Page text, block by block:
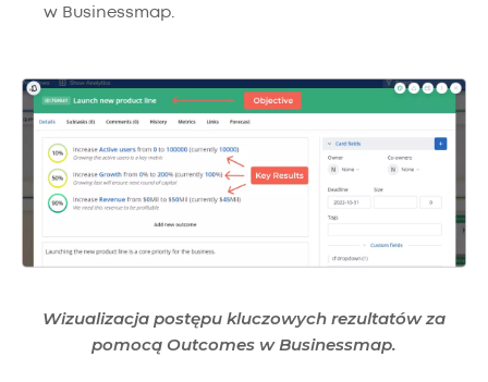
w Businessmap.
Wizualizacja postępu kluczowych rezultatów za
pomocą Outcomes w Businessmap.